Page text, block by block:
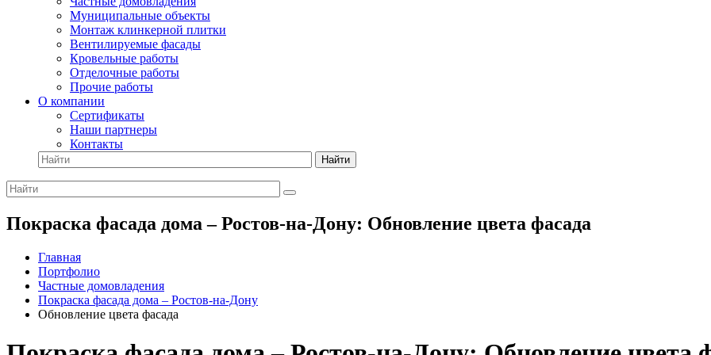
Муниципальные объекты
Монтаж клинкерной плитки
Вентилируемые фасады
Кровельные работы
Отделочные работы
Прочие работы
О компании
Сертификаты
Наши партнеры
Контакты
Найти
Покраска фасада дома – Ростов-на-Дону: Обновление цвета фасада
Главная
Портфолио
Частные домовладения
Покраска фасада дома – Ростов-на-Дону
Обновление цвета фасада